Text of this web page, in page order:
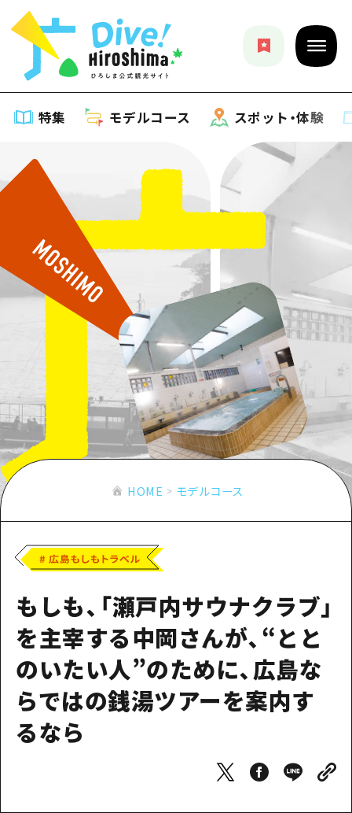
特集 モデルコース スポット・体験
特集一覧
おすすめ
アート
イベント・祭り
グルメ・酒
サイクリング
ショッピング
スポーツ
定番
歴史・文化
癒し
自然
モデルコース
モデルコース一覧
Dive! Hiroshima 公式ガイド
広島もしもトラベル
あたらしい非日常
広島市周辺
安芸
備後
備北
芸北
宮島周辺
弾丸
日帰り
半日
1泊2日
スポット・体験
スポット・体験一覧
広島市周辺
安芸
備後
備北
宮島周辺
愛媛県
島根県
イベント
旬情報
お役立ち情報
お役立ち情報一覧
お得な周遊チケット
手荷物預かり・配送サービス
広島おもてなしパス
HIROSHIMA FREE Wi-Fi
観光案内所
ボランティアガイド
HOME
新着情報
お問い合わせ
事業者・学校関係者の皆さま
HOME モデルコース
もしも、「瀬戸内サウナクラブ」
を主宰する中岡さんが、“とと
のいたい人”のために、広島な
らではの銭湯ツアーを案内す
るなら